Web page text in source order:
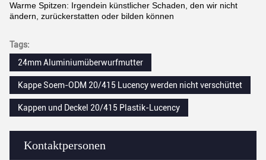
Kontaktpersonen
Warme Spitzen: Irgendein künstlicher Schaden, den wir nicht
ändern, zurückerstatten oder bilden können
Tags:
24mm Aluminiumüberwurfmutter
Kappe Soem-ODM 20/415 Lucency werden nicht verschüttet
Kappen und Deckel 20/415 Plastik-Lucency